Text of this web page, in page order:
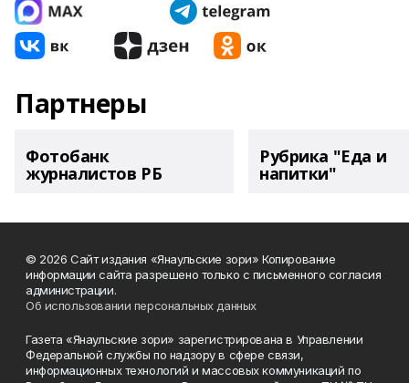
Партнеры
Фотобанк
журналистов РБ
Рубрика "Еда и
напитки"
© 2026 Сайт издания «Янаульские зори» Копирование
информации сайта разрешено только с письменного согласия
администрации.
Об использовании персональных данных
Газета «Янаульские зори» зарегистрирована в Управлении
Федеральной службы по надзору в сфере связи,
информационных технологий и массовых коммуникаций по